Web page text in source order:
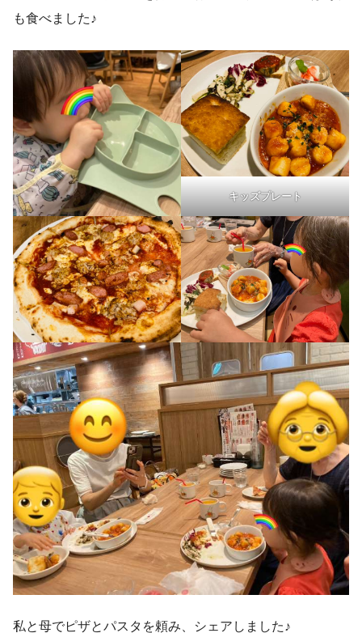
も食べました♪
キッズプレート
私と母でピザとパスタを頼み、シェアしました♪